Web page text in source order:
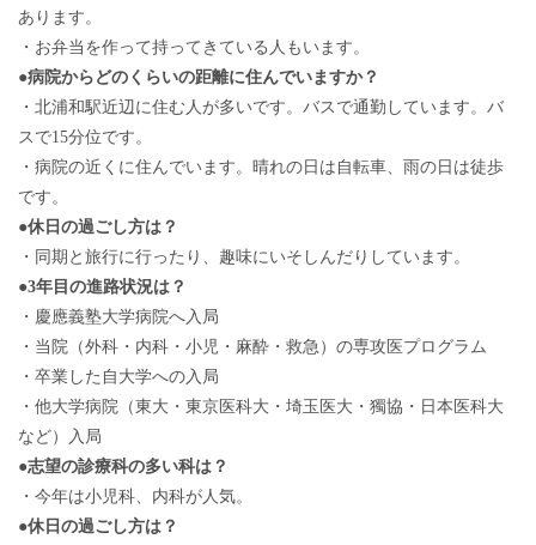
あります。
・お弁当を作って持ってきている人もいます。
●病院からどのくらいの距離に住んでいますか？
・北浦和駅近辺に住む人が多いです。バスで通勤しています。バ
スで15分位です。
・病院の近くに住んでいます。晴れの日は自転車、雨の日は徒歩
です。
●休日の過ごし方は？
・同期と旅行に行ったり、趣味にいそしんだりしています。
●3年目の進路状況は？
・慶應義塾大学病院へ入局
・当院（外科・内科・小児・麻酔・救急）の専攻医プログラム
・卒業した自大学への入局
・他大学病院（東大・東京医科大・埼玉医大・獨協・日本医科大
など）入局
●志望の診療科の多い科は？
・今年は小児科、内科が人気。
●休日の過ごし方は？